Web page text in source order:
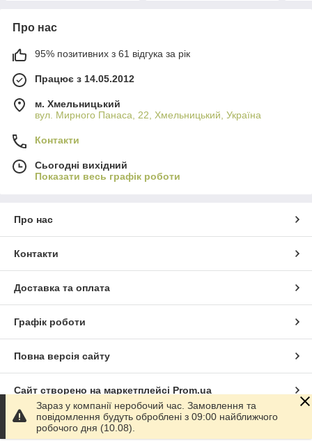
Про нас
95% позитивних з 61 відгука за рік
Працює з 14.05.2012
м. Хмельницький
вул. Мирного Панаса, 22, Хмельницький, Україна
Контакти
Сьогодні вихідний
Показати весь графік роботи
Про нас
Контакти
Доставка та оплата
Графік роботи
Повна версія сайту
Сайт створено на маркетплейсі Prom.ua
Політика конфіденційності
Зараз у компанії неробочий час. Замовлення та
повідомлення будуть оброблені з 09:00 найближчого
робочого дня (10.08).